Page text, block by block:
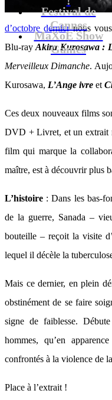
Festival de
Cannes
MaXoE Show
Games
d’octobre derniernous
Blu-rayAkira Kurosawa :
Merveilleux Dimanche.
Kurosawa, L’Ange ivre et
Ces deux nouveaux films
DVD + Livret, et un extrait
film qui marque la
maître, est à découvrir plus
L’histoire : Dans les bas-
de la guerre, Sanada –
bouteille – reçoit la visite
lequel il décèle la
Mais ce dernier, en plein
obstinément de se faire
signe de faiblesse.
hommes, qu’en
confrontés à la violence de
Place à l’extrait !